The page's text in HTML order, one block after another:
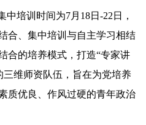
中培训时间为7月18日-22日，
合、集中培训与自主学习相结
合的培养模式，打造“专家讲
三维师资队伍，旨在为党培养
质优良、作风过硬的青年政治